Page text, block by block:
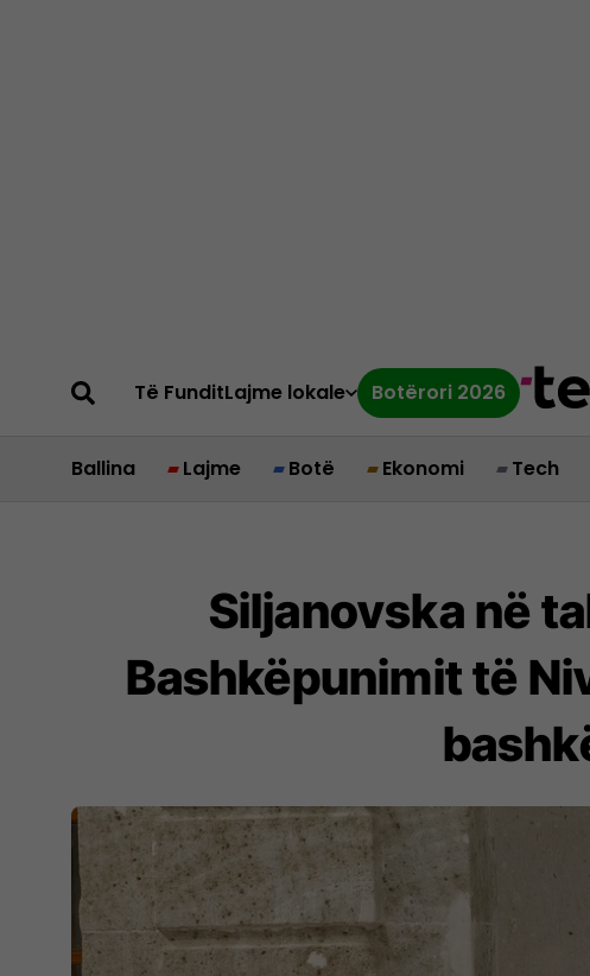
Të FunditLajme lokale Botërori 2026
Ballina Lajme Botë Ekonomi Tech
Siljanovska në
Bashkëpunimit të